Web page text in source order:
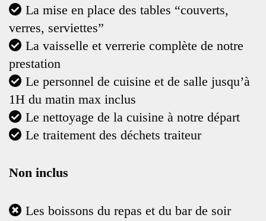
La mise en place des tables “couverts,
verres, serviettes”
La vaisselle et verrerie complète de notre
prestation
Le personnel de cuisine et de salle jusqu’à
1H du matin max inclus
Le nettoyage de la cuisine à notre départ
Le traitement des déchets traiteur
Non inclus
Les boissons du repas et du bar de soir